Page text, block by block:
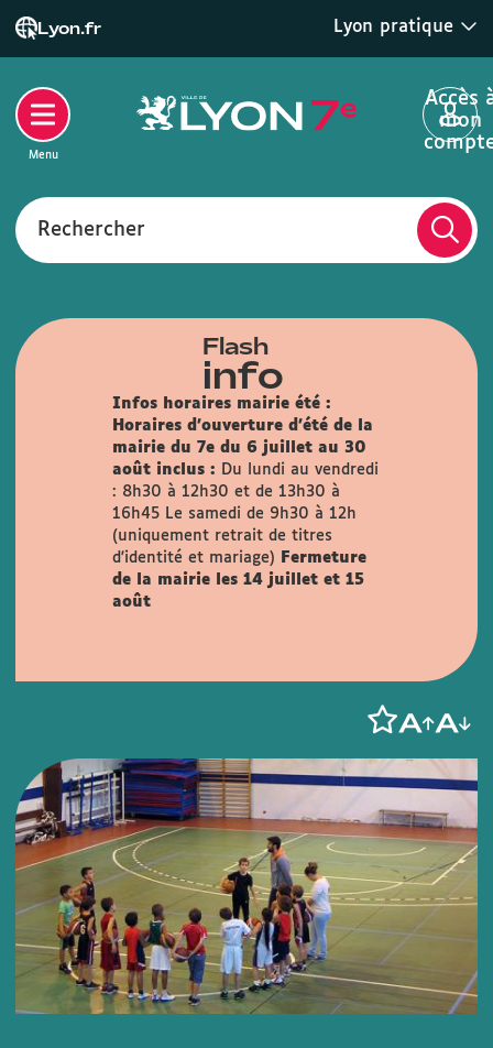
Lyon.fr Lyon pratique
Rechercher
Accès
mon
Menu
Flash
info
Infos horaires mairie été :
Horaires d'ouverture d'été de la
mairie du 7e du 6 juillet au 30
août inclus :
Du lundi au vendredi
: 8h30 à 12h30 et de 13h30 à
16h45
Le samedi de 9h30 à 12h
(uniquement retrait de titres
d'identité et mariage)
Fermeture
de la mairie les 14 juillet et 15
août